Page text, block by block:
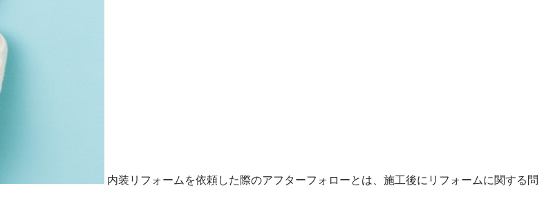
内装リフォームを依頼した際のアフターフォローとは、施工後にリフォームに関する問